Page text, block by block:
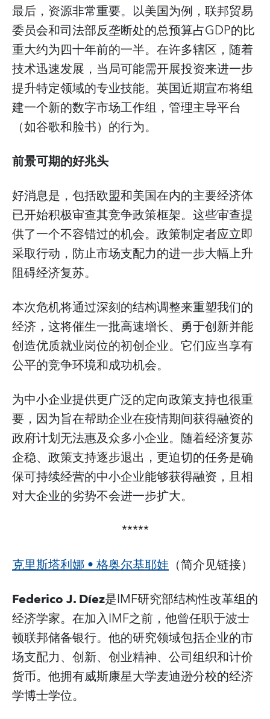
最后，资源非常重要。以美国为例，联邦贸易
委员会和司法部反垄断处的总预算占GDP的比
重大约为四十年前的一半。在许多辖区，随着
技术迅速发展，当局可能需开展投资来进一步
提升特定领域的专业技能。英国近期宣布将组
建一个新的数字市场工作组，管理主导平台
（如谷歌和脸书）的行为。
前景可期的好兆头
好消息是，包括欧盟和美国在内的主要经济体
已开始积极审查其竞争政策框架。这些审查提
供了一个不容错过的机会。政策制定者应立即
采取行动，防止市场支配力的进一步大幅上升
阻碍经济复苏。
本次危机将通过深刻的结构调整来重塑我们的
经济，这将催生一批高速增长、勇于创新并能
创造优质就业岗位的初创企业。它们应当享有
公平的竞争环境和成功机会。
为中小企业提供更广泛的定向政策支持也很重
要，因为旨在帮助企业在疫情期间获得融资的
政府计划无法惠及众多小企业。随着经济复苏
企稳、政策支持逐步退出，更迫切的任务是确
保可持续经营的中小企业能够获得融资，且相
对大企业的劣势不会进一步扩大。
*****
克里斯塔利娜 • 格奥尔基耶娃 （简介见链接）
Federico J. Díez是IMF研究部结构性改革组的
经济学家。在加入IMF之前，他曾任职于波士
顿联邦储备银行。他的研究领域包括企业的市
场支配力、创新、创业精神、公司组织和计价
货币。他拥有威斯康星大学麦迪逊分校的经济
学博士学位。